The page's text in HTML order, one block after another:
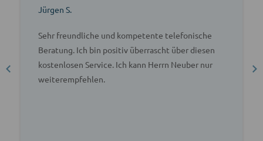
Jürgen S.
Sehr freundliche und kompetente telefonische
Beratung. Ich bin positiv überrascht über diesen
kostenlosen Service. Ich kann Herrn Neuber nur
weiterempfehlen.